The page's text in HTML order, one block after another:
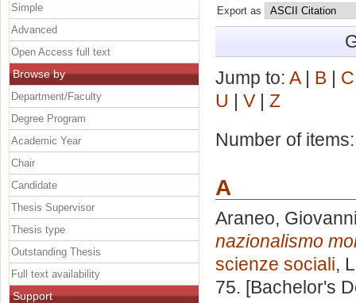
Export as
Jump to: A| B C
U
V
Z
Number of
A
Araneo,
nazionalismo
scienze sociali,
75. [Bachelor's
Simple
Advanced
Open Access full text
Browse by
Department/Faculty
Degree Program
Academic Year
Chair
Candidate
Thesis Supervisor
Thesis type
Outstanding Thesis
Full text availability
Support